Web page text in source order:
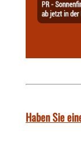
Haben Sie